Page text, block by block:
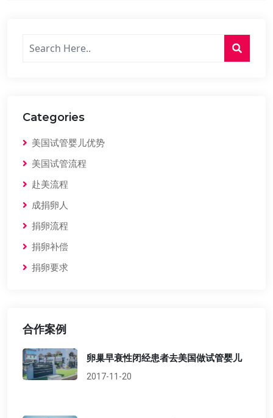
Categories
美国试管婴儿优势
美国试管流程
赴美流程
成捐卵人
捐卵流程
捐卵补偿
捐卵要求
合作案例
卵巢早衰性闭经患者去美国做试管婴儿
2017-11-20